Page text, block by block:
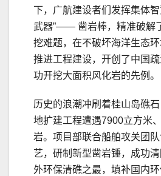
下，广航建设者们发挥集体
武器”—— 凿岩棒，精准破解
挖难题，在不破坏海洋生态
推进工程建设，开创了中国疏
功开挖大面积风化岩的先例。
历史的浪潮冲刷着桂山岛礁
地扩建工程遭遇7900立方米
岩。项目部联合船舶攻关团
艺，研制新型凿岩锤，成功
外环保清礁之最，填补国内环